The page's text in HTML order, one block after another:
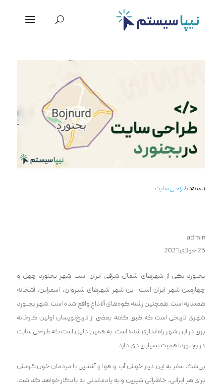
دسته:طراحی سایت
admin
25 جولای 2021
بجنورد یکی از شهرهای شمال شرقی ایران است شهر بجنورد چهل و
چهارمین شهر ایران‌ است. این شهر شهرهای شیروان، اسفراین، آشخانه
همسایه است. همچنین رشته کوه‌های آلاداغ واقع شده است. شهر بجنورد
شهری تاریخی است که طبق گفته بعضی از تاریخ‌نویسان اولین کارخانه
برق در این شهر راه‌اندازی شده است. به همین دلیل است که طراحی سایت
در بجنورد اهمیت بسیار زیادی دارد.
بی‌شک سفر به این دیار خوش آب و هوا و آشنایی با مردمان خون‌گرمش
برای هر ایرانی، خاطراتی شیرین و به یادماندنی به یادگار خواهد گذاشت.